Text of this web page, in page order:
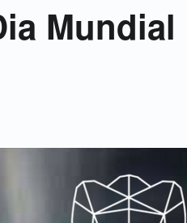
Mundial